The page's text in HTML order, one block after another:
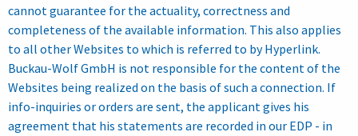
cannot guarantee for the actuality, correctness and
completeness of the available information. This also applies
to all other Websites to which is referred to by Hyperlink.
Buckau-Wolf GmbH is not responsible for the content of the
Websites being realized on the basis of such a connection. If
info-inquiries or orders are sent, the applicant gives his
agreement that his statements are recorded in our EDP - in